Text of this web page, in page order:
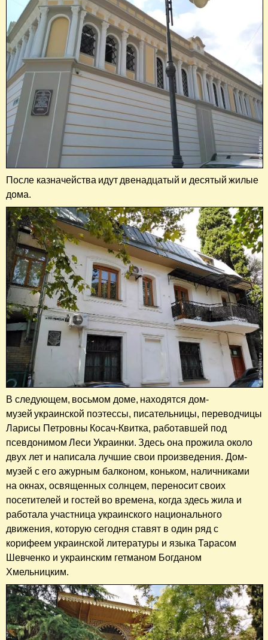
После казначейства идут двенадцатый и десятый жилые
дома.
В следующем, восьмом доме, находятся дом-
музей украинской поэтессы, писательницы, переводчицы
Ларисы Петровны Косач-Квитка, работавшей под
псевдонимом Леси Украинки. Здесь она прожила около
двух лет и написала лучшие свои произведения. Дом-
музей с его ажурным балконом, коньком, наличниками
на окнах, освященных солнцем, переносит своих
посетителей и гостей во времена, когда здесь жила и
работала участница украинского национального
движения, которую сегодня ставят в один ряд с
корифеем украинской литературы и языка Тарасом
Шевченко и украинским гетманом Богданом
Хмельницким.